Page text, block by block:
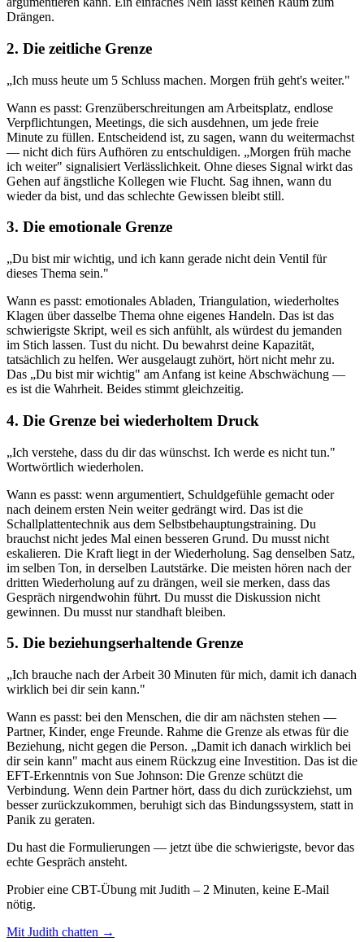
Drängen.
2. Die zeitliche Grenze
„Ich muss heute um 5 Schluss machen. Morgen früh geht's weiter."
Wann es passt: Grenzüberschreitungen am Arbeitsplatz, endlose
Verpflichtungen, Meetings, die sich ausdehnen, um jede freie
Minute zu füllen. Entscheidend ist, zu sagen, wann du weitermachst
— nicht dich fürs Aufhören zu entschuldigen. „Morgen früh mache
ich weiter" signalisiert Verlässlichkeit. Ohne dieses Signal wirkt das
Gehen auf ängstliche Kollegen wie Flucht. Sag ihnen, wann du
wieder da bist, und das schlechte Gewissen bleibt still.
3. Die emotionale Grenze
„Du bist mir wichtig, und ich kann gerade nicht dein Ventil für
dieses Thema sein."
Wann es passt: emotionales Abladen, Triangulation, wiederholtes
Klagen über dasselbe Thema ohne eigenes Handeln. Das ist das
schwierigste Skript, weil es sich anfühlt, als würdest du jemanden
im Stich lassen. Tust du nicht. Du bewahrst deine Kapazität,
tatsächlich zu helfen. Wer ausgelaugt zuhört, hört nicht mehr zu.
Das „Du bist mir wichtig" am Anfang ist keine Abschwächung —
es ist die Wahrheit. Beides stimmt gleichzeitig.
4. Die Grenze bei wiederholtem Druck
„Ich verstehe, dass du dir das wünschst. Ich werde es nicht tun."
Wortwörtlich wiederholen.
Wann es passt: wenn argumentiert, Schuldgefühle gemacht oder
nach deinem ersten Nein weiter gedrängt wird. Das ist die
Schallplattentechnik aus dem Selbstbehauptungstraining. Du
brauchst nicht jedes Mal einen besseren Grund. Du musst nicht
eskalieren. Die Kraft liegt in der Wiederholung. Sag denselben Satz,
im selben Ton, in derselben Lautstärke. Die meisten hören nach der
dritten Wiederholung auf zu drängen, weil sie merken, dass das
Gespräch nirgendwohin führt. Du musst die Diskussion nicht
gewinnen. Du musst nur standhaft bleiben.
5. Die beziehungserhaltende Grenze
„Ich brauche nach der Arbeit 30 Minuten für mich, damit ich danach
wirklich bei dir sein kann."
Wann es passt: bei den Menschen, die dir am nächsten stehen —
Partner, Kinder, enge Freunde. Rahme die Grenze als etwas für die
Beziehung, nicht gegen die Person. „Damit ich danach wirklich bei
dir sein kann" macht aus einem Rückzug eine Investition. Das ist die
EFT-Erkenntnis von Sue Johnson: Die Grenze schützt die
Verbindung. Wenn dein Partner hört, dass du dich zurückziehst, um
besser zurückzukommen, beruhigt sich das Bindungssystem, statt in
Panik zu geraten.
Du hast die Formulierungen — jetzt übe die schwierigste, bevor das
echte Gespräch ansteht.
Probier eine CBT-Übung mit Judith – 2 Minuten, keine E-Mail
nötig.
Mit Judith chatten →